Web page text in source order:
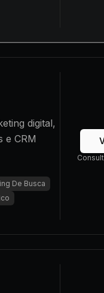
digital,
e CRM
De Busca